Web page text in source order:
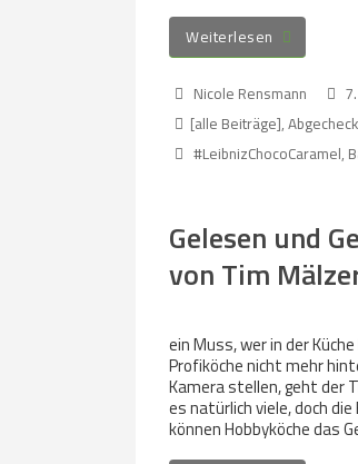
Weiterlesen
Nicole Rensmann
[alle Beiträge],
#LeibnizChocoCaramel,
Gelesen und
von Tim
ein Muss, wer in der
Profiköche nicht mehr
Kamera stellen, geht der
es natürlich viele, doch
können Hobbyköche das